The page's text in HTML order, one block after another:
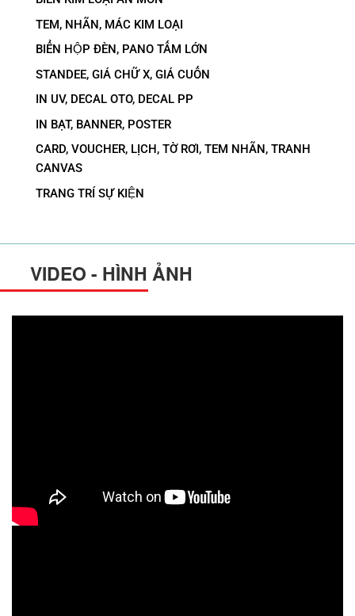
TEM, NHÃN, MÁC KIM LOẠI
BIỂN HỘP ĐÈN, PANO TẤM LỚN
STANDEE, GIÁ CHỮ X, GIÁ CUỐN
IN UV, DECAL OTO, DECAL PP
IN BẠT, BANNER, POSTER
CARD, VOUCHER, LỊCH, TỜ RƠI, TEM NHÃN, TRANH
CANVAS
TRANG TRÍ SỰ KIỆN
VIDEO - HÌNH ẢNH